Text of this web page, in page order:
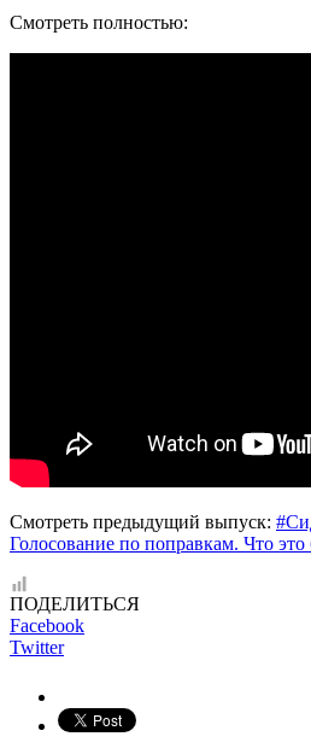
Смотреть полностью:
Смотреть предыдущий выпуск:
Голосование по поправкам. Что
ПОДЕЛИТЬСЯ
Facebook
Twitter